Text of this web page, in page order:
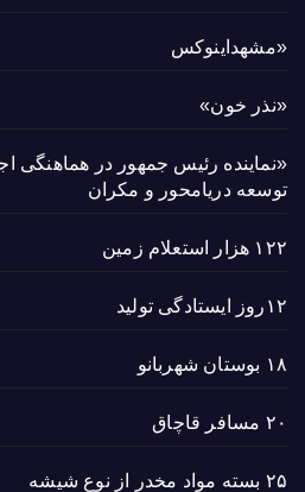
«مشهداینوکس
«نذر خون»
«نماینده رئیس جمهور در
توسعه دریامحور و مکران
۱۲۲ هزار استعلام زمین
۱۲روز ایستادگی تولید
۱۸ بوستان شهربانو
۲۰ مسافر قاچاق
۲۵ بسته مواد مخدر از نوع شیشه